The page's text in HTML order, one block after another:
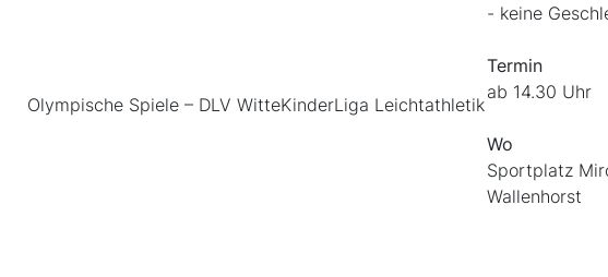
Olympische Spiele – DLV WitteKinderLiga Leichtathletik
- keine
Termin
ab 14.30 Uhr
Wo
Sportplatz
Wallenhorst